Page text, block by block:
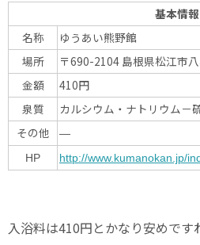
基本情報
名称
ゆうあい熊野館
場所
〒690-2104 島根県松江市
金額
410円
泉質
カルシウム・ナトリウム－
その他
—
HP http://www.kumanokan.jp/
入浴料は410円とかなり安めです